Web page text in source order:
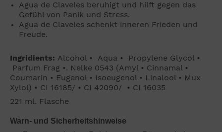
Agua de Claveles beruhigt und hilft gegen das
Gefühl von Panik und Stress.
Agua de Claveles schenkt inneren Frieden und
Freude.
Ingridients: Alcohol • Aqua • Propylene Glycol •
Parfum Frag •. Nelke 0543 (Amyl • Cinnamal •
Coumarin • Eugenol • Isoeugenol • Linalool • Mux
Xylol) • CI 16185/ • CI 42090/ • CI 16035
221 ml. Flasche
Warn- und Sicherheitshinweise